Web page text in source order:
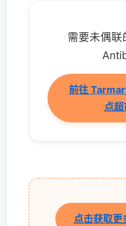
需要未偶
前往
点
点击获取更